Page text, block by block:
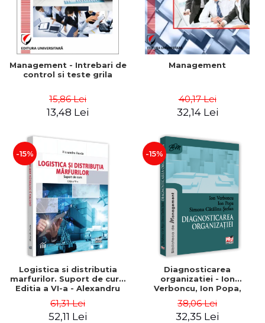
Management - Intrebari de
control si teste grila
15,86 Lei
13,48 Lei
Management
40,17 Lei
32,14 Lei
-15%
Logistica si distributia
marfurilor. Suport de curs.
Editia a VI-a - Alexandru
61,31 Lei
52,11 Lei
-15%
Diagnosticarea
organizatiei - Ion
Verboncu, Ion Popa,
38,06 Lei
32,35 Lei